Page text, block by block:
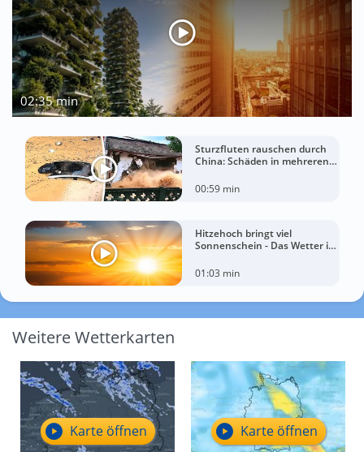
02:35 min
Sturzfluten rauschen durch
China: Schäden in mehreren
00:59 min
Hitzehoch bringt viel
Sonnenschein - Das Wetter in
01:03 min
Weitere Wetterkarten
Karte öffnen Karte öffnen